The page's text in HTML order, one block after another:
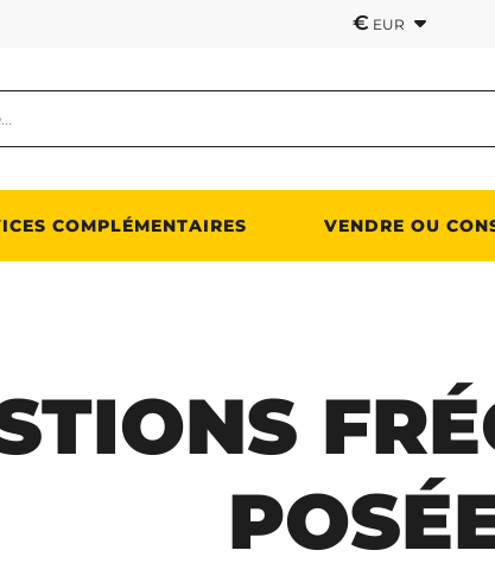
€ EUR
COMPLÉMENTAIRES VENDRE OU